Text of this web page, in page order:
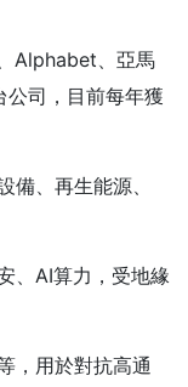
Alphabet、亞馬
司，目前每年獲
備、再生能源、
、AI算力，受地緣
，用於對抗高通